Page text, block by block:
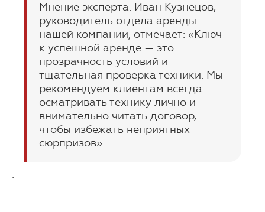
Мнение эксперта: Иван Кузнецов,
руководитель отдела аренды
нашей компании, отмечает: «Ключ
к успешной аренде — это
прозрачность условий и
тщательная проверка техники. Мы
рекомендуем клиентам всегда
осматривать технику лично и
внимательно читать договор,
чтобы избежать неприятных
сюрпризов»
.